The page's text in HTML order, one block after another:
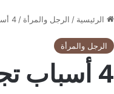
الرئيسية / الرجل والمرأة / 4 أسباب تجعل الرجال يعشقون المرأة الجريئة
الرجل والمرأة
4 أسباب